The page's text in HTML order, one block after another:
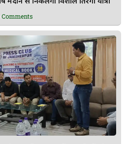
Comments